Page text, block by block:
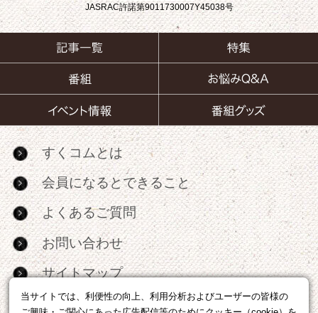
当サイトでは、利便性の向上、利用分析およびユーザーの皆様の
JASRAC許諾第9011730007Y45038号
すくコムとは
会員になるとできること
よくあるご質問
お問い合わせ
サイトマップ
RSS